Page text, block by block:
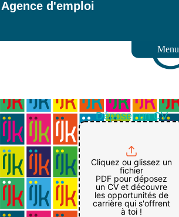
Agence d'emploi
Menu
Déposer un CV
Cliquez ou glissez un
fichier
PDF pour déposez
un CV et découvre
les opportunités de
carrière qui s'offrent
à toi !